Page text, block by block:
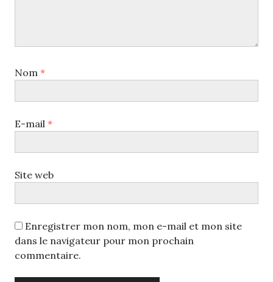
Nom *
E-mail *
Site web
Enregistrer mon nom, mon e-mail et mon site
dans le navigateur pour mon prochain
commentaire.